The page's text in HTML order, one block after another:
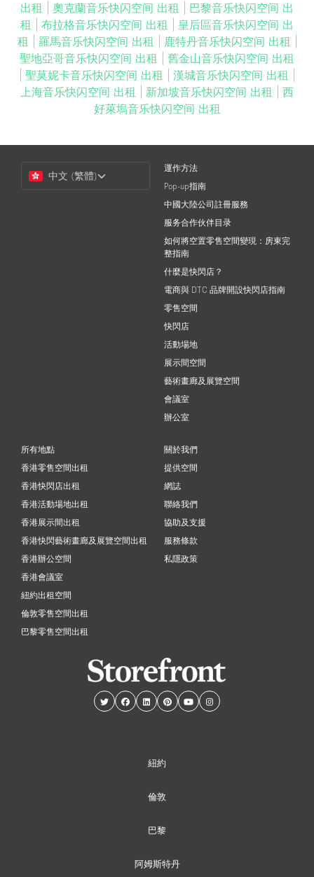
出租
奧克蘭音乐快闪空间 出租
巴黎音乐快闪空间 出
租
布拉格音乐快闪空间 出租
皇后區音乐快闪空间 出
租
羅馬音乐快闪空间 出租 鹿特丹音乐快闪空间 出租
聖地亞哥音乐快闪空间 出租
舊金山音乐快闪空间 出租
聖莫妮卡音乐快闪空间 出租 漢城音乐快闪空间 出租
上海音乐快闪空间 出租
新加坡音乐快闪空间 出租
西
好萊塢音乐快闪空间 出租
Language
中文 (繁體)
運作方法
Pop-up指南
中國大陸公司註冊服務
服务合作伙伴目录
如何將空置零售空間變現：房東完
整指南
什麼是快閃店？
電商與 DTC 品牌開設快閃店指南
零售空間
快閃店
活動場地
展示間空間
藝術畫廊及展覽空間
會議室
辦公室
所有地點
香港零售空間出租
香港快閃店出租
香港活動場地出租
香港展示間出租
香港快閃藝術畫廊及展覽空間出租
香港辦公空間
香港會議室
紐約出租空間
倫敦零售空間出租
巴黎零售空間出租
關於我們
提供空間
網誌
聯絡我們
協助及支援
服務條款
私隱政策
紐約
倫敦
巴黎
阿姆斯特丹